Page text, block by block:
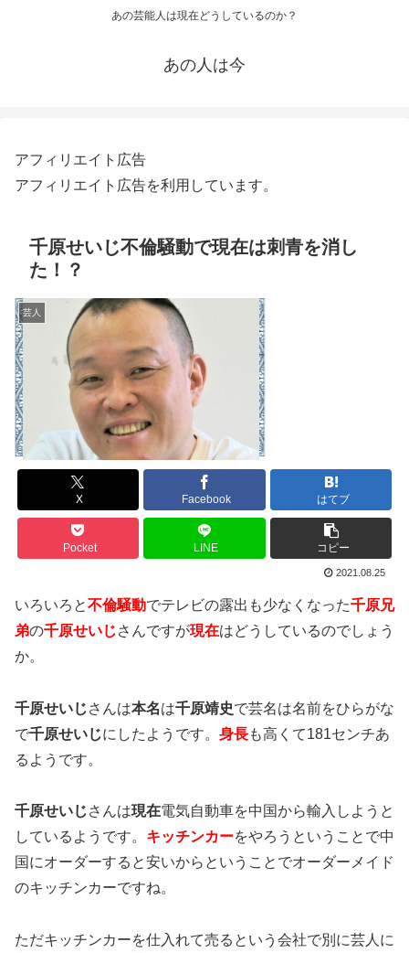
あの芸能人は現在どうしているのか？
あの人は今
アフィリエイト広告
アフィリエイト広告を利用しています。
千原せいじ不倫騒動で現在は刺青を消し
た！？
芸人
X Facebook はてブ
Pocket LINE コピー
2021.08.25
いろいろと不倫騒動でテレビの露出も少なくなった千原兄
弟の千原せいじさんですが現在はどうしているのでしょう
か。
千原せいじさんは本名は千原靖史で芸名は名前をひらがな
で千原せいじにしたようです。 身長も高くて181センチあ
るようです。
千原せいじさんは現在電気自動車を中国から輸入しようと
しているようです。 キッチンカーをやろうということで中
国にオーダーすると安いからということでオーダーメイド
のキッチンカーですね。
ただキッチンカーを仕入れて売るという会社で別に芸人に